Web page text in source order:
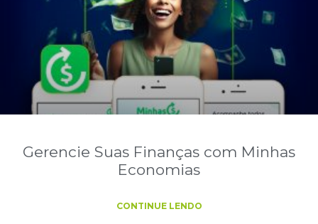
Gerencie Suas Finanças com Minhas
Economias
CONTINUE LENDO